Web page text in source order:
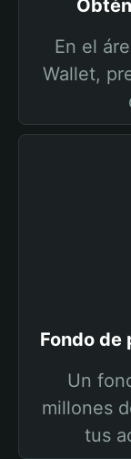
En el
Wallet,
Fondo de
Un
millones
tus